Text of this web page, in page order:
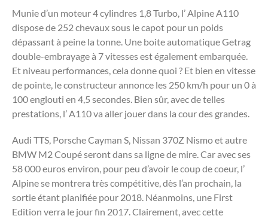
Munie d’un moteur 4 cylindres 1,8 Turbo, l’ Alpine A110
dispose de 252 chevaux sous le capot pour un poids
dépassant à peine la tonne. Une boite automatique Getrag
double-embrayage à 7 vitesses est également embarquée.
Et niveau performances, cela donne quoi ? Et bien en vitesse
de pointe, le constructeur annonce les 250 km/h pour un 0 à
100 englouti en 4,5 secondes. Bien sûr, avec de telles
prestations, l’ A110 va aller jouer dans la cour des grandes.
Audi TTS, Porsche Cayman S, Nissan 370Z Nismo et autre
BMW M2 Coupé seront dans sa ligne de mire. Car avec ses
58 000 euros environ, pour peu d’avoir le coup de coeur, l’
Alpine se montrera très compétitive, dès l’an prochain, la
sortie étant planifiée pour 2018. Néanmoins, une First
Edition verra le jour fin 2017. Clairement, avec cette